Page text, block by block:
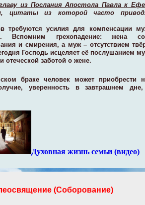
из Послания Апостола Павла к
цитаты из которой часто
требуются усилия для компенсации
Вспомним грехопадение: жена
и смирения, а муж – отсутствием
Господь исцеляет её послушанием
отеческой заботой о жене.
браке человек может приобрести
уверенность в завтрашнем
Духовная жизнь семьи (видео)
(Соборование)